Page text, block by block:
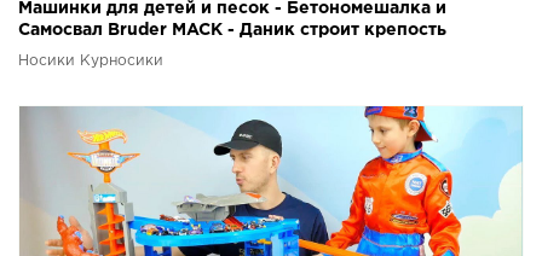
Машинки для детей и песок - Бетономешалка и
Самосвал Bruder MACK - Даник строит крепость
Носики Курносики